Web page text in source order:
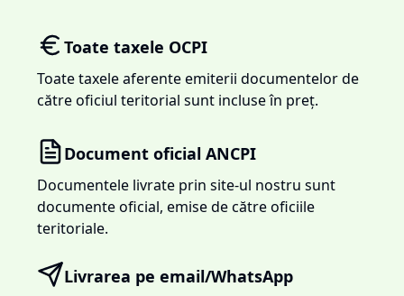
Toate taxele OCPI
Toate taxele aferente emiterii documentelor de
către oficiul teritorial sunt incluse în preț.
Document oficial ANCPI
Documentele livrate prin site-ul nostru sunt
documente oficial, emise de către oficiile
teritoriale.
Livrarea pe email/WhatsApp